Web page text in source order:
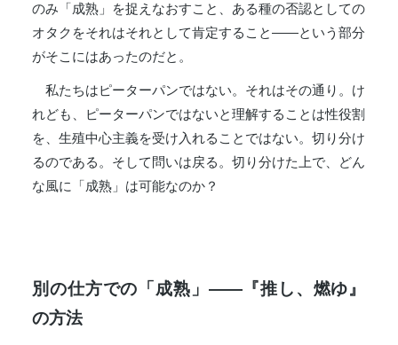
のみ「成熟」を捉えなおすこと、ある種の否認としての
オタクをそれはそれとして肯定すること――という部分
がそこにはあったのだと。
私たちはピーターパンではない。それはその通り。け
れども、ピーターパンではないと理解することは性役割
を、生殖中心主義を受け入れることではない。切り分け
るのである。そして問いは戻る。切り分けた上で、どん
な風に「成熟」は可能なのか？
別の仕方での「成熟」――『推し、燃ゆ』
の方法